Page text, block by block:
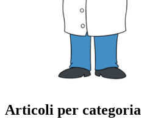
Articoli per categoria